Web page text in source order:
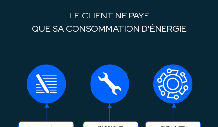
LE CLIENT NE PAYE
QUE SA CONSOMMATION D'ÉNERGIE